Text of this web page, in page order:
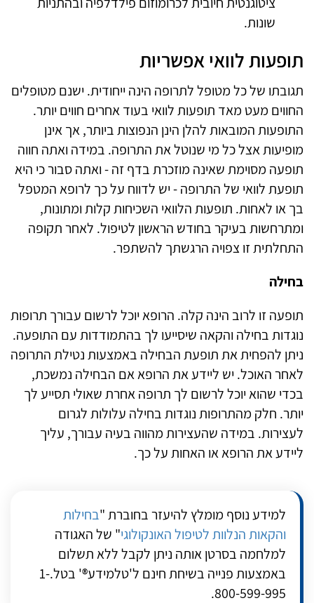
שונות.
תופעות לוואי אפשריות
תגובתו של כל מטופל לתרופה הינה ייחודית. ישנם מטופלים
החווים מעט מאד תופעות לוואי בעוד אחרים חווים יותר.
התופעות המובאות להלן הינן הנפוצות ביותר, אך אינן
מופיעות אצל כל מי שנוטל את התרופה. במידה ואתה חווה
תופעה מסוימת שאינה מוזכרת בדף זה - ואתה סבור כי היא
תופעת לוואי של התרופה - יש לדווח על כך לרופא המטפל
בך או לאחות. תופעות הלוואי השכיחות קלות ומתונות,
ומתרחשות בעיקר בחודש הראשון לטיפול. לאחר תקופה
התחלתית זו צפויה הרגשתך להשתפר.
בחילה
תופעה זו לרוב הינה קלה. הרופא יוכל לרשום עבורך תרופות
נוגדות בחילה והקאה שיסייעו לך בהתמודדות עם התופעה.
ניתן להפחית את תופעת הבחילה באמצעות נטילת התרופה
לאחר האוכל. יש ליידע את הרופא אם הבחילה נמשכת,
בכדי שהוא יוכל לרשום לך תרופה אחרת שאולי תסייע לך
יותר. חלק מהתרופות נוגדות בחילה עלולות לגרום
לעצירות. במידה שהעצירות מהווה בעיה עבורך, עליך
ליידע את הרופא או האחות על כך.
למידע נוסף מומלץ להיעזר בחוברת "בחילות
והקאות הנלוות לטיפול האונקולוגי" של האגודה
למלחמה בסרטן אותה ניתן לקבל ללא תשלום
באמצעות פנייה בשיחת חינם ל'טלמידע®' בטל.1-
800-599-995.